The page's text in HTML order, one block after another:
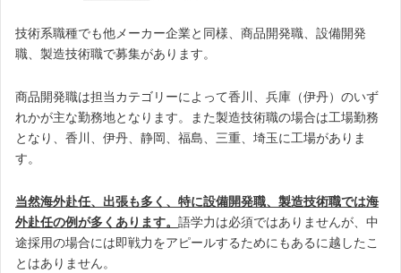
技術系職種でも他メーカー企業と同様、商品開発職、設備開発
職、製造技術職で募集があります。
商品開発職は担当カテゴリーによって香川、兵庫（伊丹）のいず
れかが主な勤務地となります。また製造技術職の場合は工場勤務
となり、香川、伊丹、静岡、福島、三重、埼玉に工場がありま
す。
当然海外赴任、出張も多く、特に設備開発職、製造技術職では海
外赴任の例が多くあります。 語学力は必須ではありませんが、中
途採用の場合には即戦力をアピールするためにもあるに越したこ
とはありません。